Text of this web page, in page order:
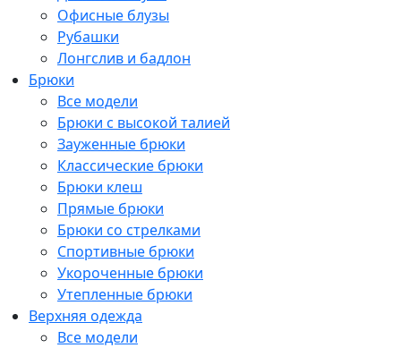
Офисные блузы
Рубашки
Лонгслив и бадлон
Брюки
Все модели
Брюки с высокой талией
Зауженные брюки
Классические брюки
Брюки клеш
Прямые брюки
Брюки со стрелками
Спортивные брюки
Укороченные брюки
Утепленные брюки
Верхняя одежда
Все модели